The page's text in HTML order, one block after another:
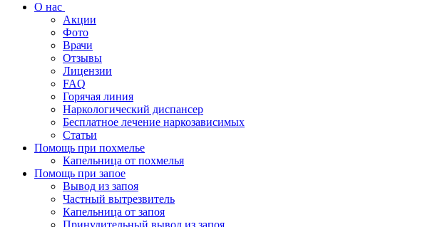
О нас
Акции
Фото
Врачи
Отзывы
Лицензии
FAQ
Горячая линия
Наркологический диспансер
Бесплатное лечение наркозависимых
Статьи
Помощь при похмелье
Капельница от похмелья
Помощь при запое
Вывод из запоя
Частный вытрезвитель
Капельница от запоя
Принудительный вывод из запоя